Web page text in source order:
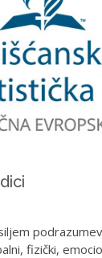
fizički,